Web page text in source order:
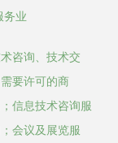
务业
咨询、技术交
要许可的商
信息技术咨询服
会议及展览服